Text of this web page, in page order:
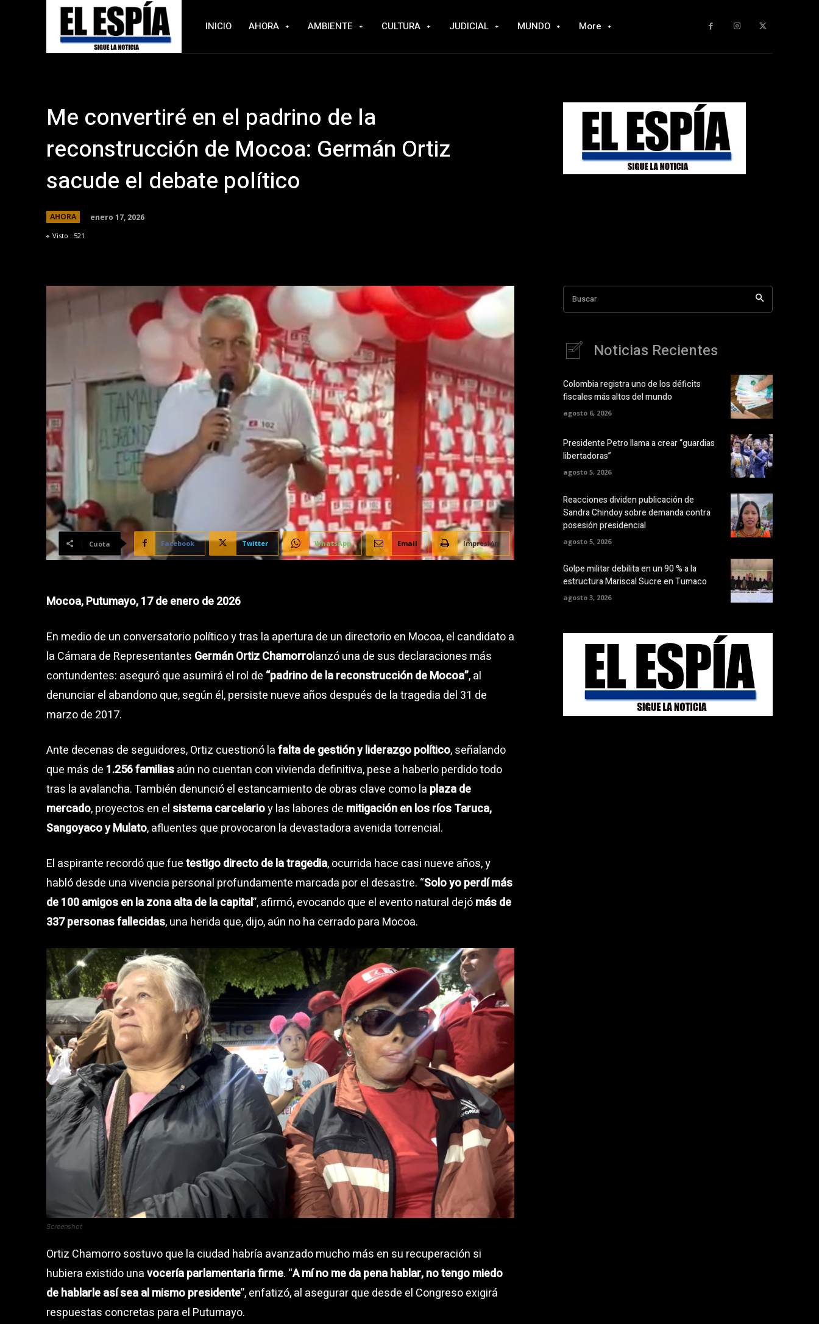
INICIO AHORA AMBIENTE CULTURA JUDICIAL MUNDO More
Me convertiré en el padrino de la
reconstrucción de Mocoa: Germán Ortiz
sacude el debate político
AHORA enero 17, 2026
Visto : 521
Cuota Facebook Twitter WhatsApp Email Impresión
Mocoa, Putumayo, 17 de enero de 2026
En medio de un conversatorio político y tras la apertura de un directorio en Mocoa, el candidato a
la Cámara de Representantes Germán Ortiz Chamorrolanzó una de sus declaraciones más
contundentes: aseguró que asumirá el rol de “padrino de la reconstrucción de Mocoa”, al
denunciar el abandono que, según él, persiste nueve años después de la tragedia del 31 de
marzo de 2017.
Ante decenas de seguidores, Ortiz cuestionó lafalta de gestión y liderazgo político, señalando
que más de 1.256 familiasaún no cuentan con vivienda definitiva, pese a haberlo perdido todo
tras la avalancha. También denunció el estancamiento de obras clave como la plaza de
mercado, proyectos en el sistema carcelarioy las labores de mitigación en los ríos Taruca,
Sangoyaco y Mulato, afluentes que provocaron la devastadora avenida torrencial.
El aspirante recordó que fuetestigo directo de la tragedia, ocurrida hace casi nueve años, y
habló desde una vivencia personal profundamente marcada por el desastre. “Solo yo perdí más
de 100 amigos en la zona alta de la capital”, afirmó, evocando que el evento natural dejómás de
337 personas fallecidas, una herida que, dijo, aún no ha cerrado para Mocoa.
Screenshot
Ortiz Chamorro sostuvo que la ciudad habría avanzado mucho más en su recuperación si
hubiera existido unavocería parlamentaria firme. “A mí no me da pena hablar, no tengo miedo
de hablarle así sea al mismo presidente”, enfatizó, al asegurar que desde el Congreso exigirá
respuestas concretas para el Putumayo.
Buscar
Noticias Recientes
Colombia registra uno de los déficits
fiscales más altos del mundo
agosto 6, 2026
Presidente Petro llama a crear “guardias
libertadoras”
agosto 5, 2026
Reacciones dividen publicación de
Sandra Chindoy sobre demanda contra
posesión presidencial
agosto 5, 2026
Golpe militar debilita en un 90 % a la
estructura Mariscal Sucre en Tumaco
agosto 3, 2026